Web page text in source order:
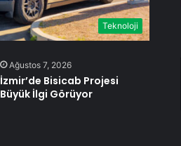
Teknoloji
Ağustos 7, 2026
İzmir’de Bisicab Projesi
Büyük İlgi Görüyor